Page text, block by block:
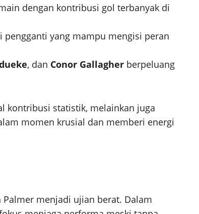
dengan kontribusi gol terbanyak di
yang mampu mengisi peran
, dan Conor Gallagher berpeluang
kontribusi statistik, melainkan juga
momen krusial dan memberi energi
Palmer menjadi ujian berat. Dalam